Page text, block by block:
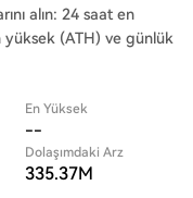
alın: 24 saat en
yüksek (ATH) ve günlük
En Yüksek
--
Dolaşımdaki Arz
335.37M